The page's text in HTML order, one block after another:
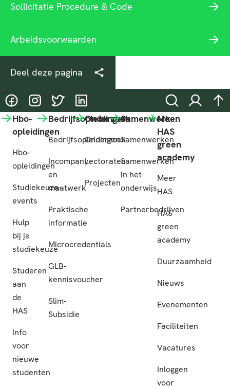
Sollicitatie Procedure & Code
Arbeidsvoorwaarden
Deel deze pagina
@HASgreenacademy
@HASgreenacademy
@greenacademyHAS
@HASgreenacademy ZoekenInloggen
Hbo-
opleidingen
Hbo-
opleidingen
Studiekeuze-
events
Hulp
bij je
studiekeuze
Studeren
aan
de
HAS
Info
voor
nieuwe
studenten
Bedrijfsopleidingen
Bedrijfsopleidingen
Incompany
en
maatwerk
Praktische
informatie
Microcredentials
GLB-
kennisvoucher
Slim-
Subsidie
Onderzoek
Onderzoek
Lectoraten
Projecten
Samenwerken
Samenwerken
Samenwerken
in het
onderwijs
Partnerbedrijven
Meer
HAS
green
academy
Meer
HAS
HAS
green
academy
Duurzaamheid
Nieuws
Evenementen
Faciliteiten
Vacatures
Inloggen
voor